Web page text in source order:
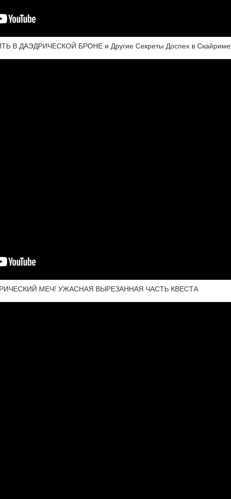
В ДАЭДРИЧЕСКОЙ БРОНЕ и Другие Секреты Доспех в Скайриме
МЕЧ! УЖАСНАЯ ВЫРЕЗАННАЯ ЧАСТЬ КВЕСТА